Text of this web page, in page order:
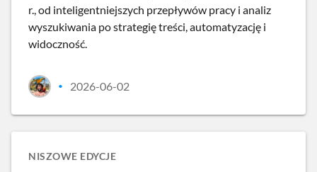
r., od inteligentniejszych przepływów pracy i analiz
wyszukiwania po strategię treści, automatyzację i
widoczność.
• 2026-06-02
NISZOWE EDYCJE